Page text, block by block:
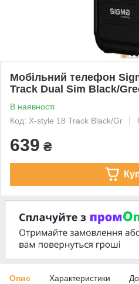
Мобільний телефон
Track Dual Sim Black/
В наявності
Код: X-style 18 Track Black/Gr
639 ₴
Опис Характеристики